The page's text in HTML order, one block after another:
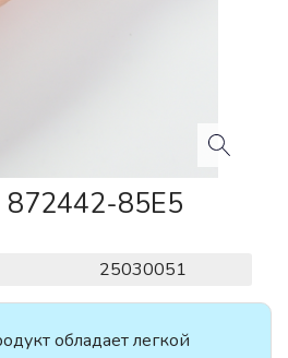
872442-85E5
25030051
обладает легкой